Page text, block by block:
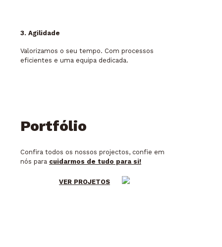
3. Agilidade
Valorizamos o seu tempo. Com processos
eficientes e uma equipa dedicada.
Portfólio
Confira todos os nossos projectos, confie em
nós para cuidarmos de tudo para si!
VER PROJETOS